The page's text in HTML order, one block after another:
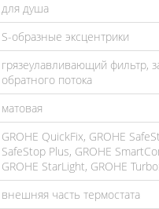
для душа
S-образные эксцентрики
грязеулавливающий фильтр,
обратного потока
матовая
GROHE QuickFix, GROHE
SafeStop Plus, GROHE
GROHE StarLight, GROHE
внешняя часть термостата